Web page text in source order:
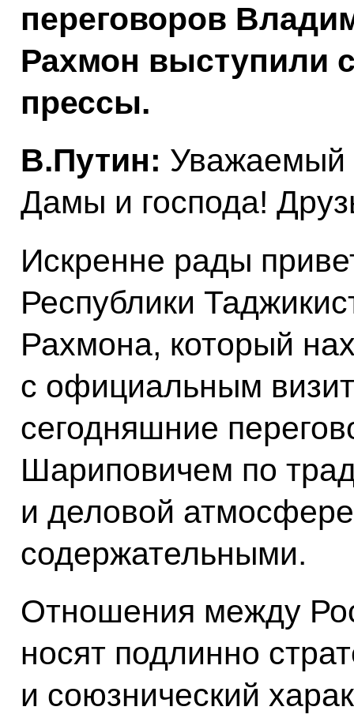
переговоров
Рахмон выступили
прессы.
В.Путин:
Дамы и господа!
Искренне рады
Республики
Рахмона, который
с официальным
сегодняшние
Шариповичем по
и деловой
содержательными.
Отношения между
носят подлинно
и союзнический